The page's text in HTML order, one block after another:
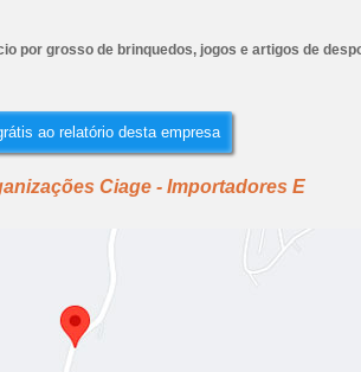
por grosso de brinquedos, jogos e artigos de
ao relatório desta empresa
Ciage - Importadores E